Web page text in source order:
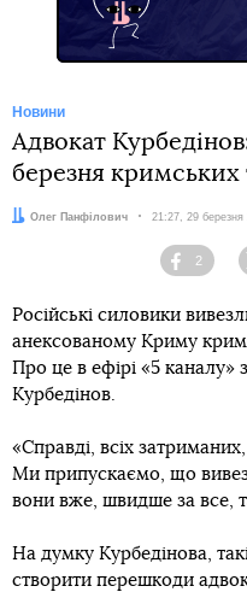
Новини
Адвокат
березня кримських
Автор:
Олег Панфілович Дата:
21:27, 29 березня
2
Російські силовики
анексованому Криму
Про це в ефірі «5 каналу»
Курбедінов.
«Справді, всіх
Ми припускаємо, що
вони вже, швидше за все,
На думку Курбедінова,
створити перешкоди